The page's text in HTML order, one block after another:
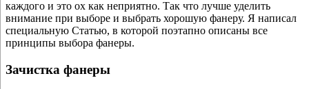
каждого и это ох как неприятно. Так что лучше уделить
внимание при выборе и выбрать хорошую фанеру. Я написал
специальную Статью, в которой поэтапно описаны все
принципы выбора фанеры.
Зачистка фанеры